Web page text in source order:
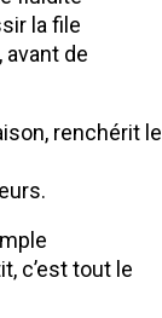
la file
avant de
renchérit le
c’est tout le